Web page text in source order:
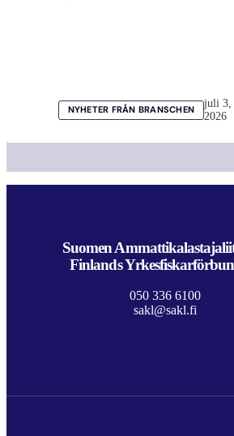
NYHETER FRÅN BRANSCHEN
juli 3,
2026
Suomen
Finlands
050 336 6100
sakl@sakl.fi